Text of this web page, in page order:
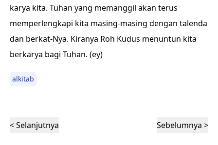
karya kita. Tuhan yang memanggil akan terus
memperlengkapi kita masing-masing dengan talenda
dan berkat-Nya. Kiranya Roh Kudus menuntun kita
berkarya bagi Tuhan. (ey)
alkitab
< Selanjutnya Sebelumnya >